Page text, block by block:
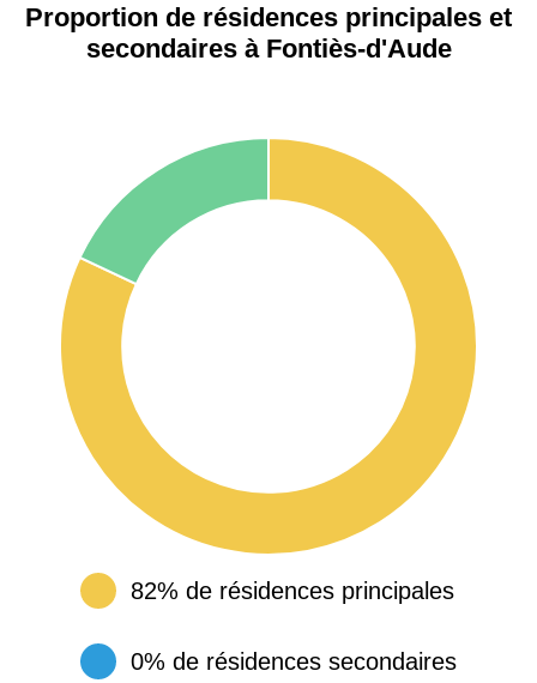
Proportion de résidences principales et
secondaires à Fontiès-d'Aude
82% de résidences principales
0% de résidences secondaires